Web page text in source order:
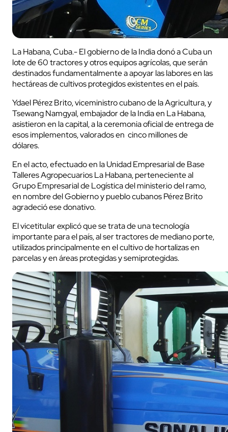
La Habana, Cuba.- El gobierno de la India donó a Cuba un
lote de 60 tractores y otros equipos agrícolas, que serán
destinados fundamentalmente a apoyar las labores en las
hectáreas de cultivos protegidos existentes en el país.
Ydael Pérez Brito, viceministro cubano de la Agricultura, y
Tsewang Namgyal, embajador de la India en La Habana,
asistieron en la capital, a la ceremonia oficial de entrega de
esos implementos, valorados en cinco millones de
dólares.
En el acto, efectuado en la Unidad Empresarial de Base
Talleres Agropecuarios La Habana, perteneciente al
Grupo Empresarial de Logística del ministerio del ramo,
en nombre del Gobierno y pueblo cubanos Pérez Brito
agradeció ese donativo.
El vicetitular explicó que se trata de una tecnología
importante para el país, al ser tractores de mediano porte,
utilizados principalmente en el cultivo de hortalizas en
parcelas y en áreas protegidas y semiprotegidas.